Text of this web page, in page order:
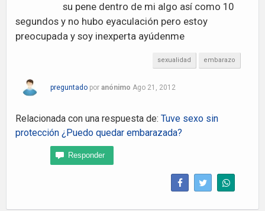
su pene dentro de mi algo así como 10
segundos y no hubo eyaculación pero estoy
preocupada y soy inexperta ayúdenme
sexualidad embarazo
preguntado por anónimo Ago 21, 2012
Relacionada con una respuesta de: Tuve sexo sin
protección ¿Puedo quedar embarazada?